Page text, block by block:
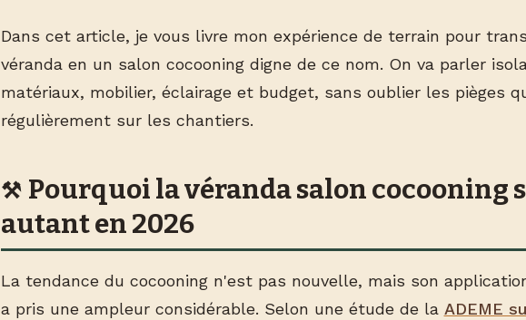
Dans cet article, je vous livre mon expérience de terrain pour
véranda en un salon cocooning digne de ce nom. On va parler
matériaux, mobilier, éclairage et budget, sans oublier les pièges
régulièrement sur les chantiers.
Pourquoi la véranda salon cocooning
autant en 2026
La tendance du cocooning n'est pas nouvelle, mais son
a pris une ampleur considérable. Selon une étude de la ADEME